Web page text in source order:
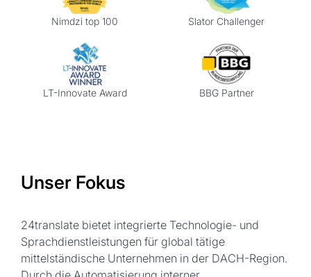
Nimdzi top 100 Slator Challenger
LT-Innovate Award BBG Partner
Unser Fokus
24translate bietet integrierte Technologie- und
Sprachdienstleistungen für global tätige
mittelständische Unternehmen in der DACH-Region.